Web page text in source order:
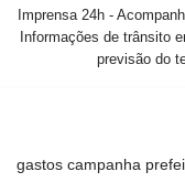
Imprensa 24h -
Informações de trânsito
previsão do
gastos campanha